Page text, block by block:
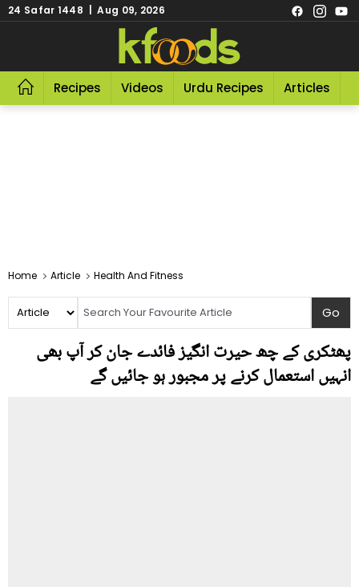
24 Safar 1448 | Aug 09, 2026
Recipes Videos Urdu Recipes Articles
Home Article Health And Fitness
پھٹکری کے چھ حیرت انگیز فائدے جان کر آپ بھی
انہیں استعمال کرنے پر مجبور ہو جائیں گے